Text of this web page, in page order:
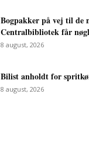
Bogpakker på vej til de
Centralbibliotek får
8 august, 2026
Bilist anholdt for
8 august, 2026